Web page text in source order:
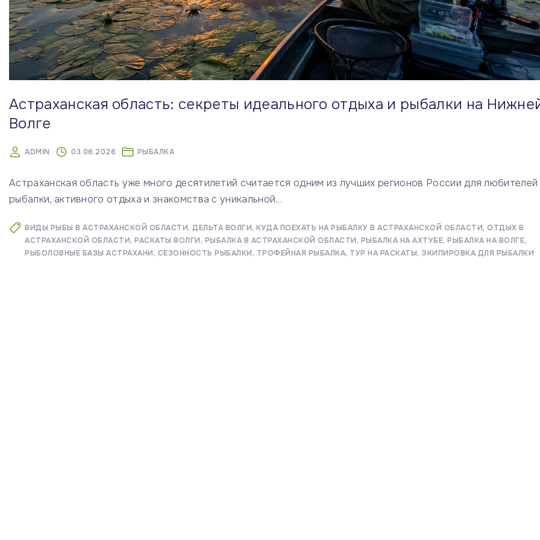
Астраханская область: секреты идеального отдыха и рыбалки на
Волге
ADMIN 03.06.2026 РЫБАЛКА
Астраханская область уже много десятилетий считается одним из лучших регионов России для любителей
рыбалки, активного отдыха и знакомства с уникальной…
ВИДЫ РЫБЫ В АСТРАХАНСКОЙ ОБЛАСТИ ДЕЛЬТА ВОЛГИ КУДА ПОЕХАТЬ НА РЫБАЛКУ В АСТРАХАНСКОЙ ОБЛАСТИ ОТДЫХ В
АСТРАХАНСКОЙ ОБЛАСТИ РАСКАТЫ ВОЛГИ РЫБАЛКА В АСТРАХАНСКОЙ ОБЛАСТИ РЫБАЛКА НА АХТУБЕ РЫБАЛКА НА ВОЛГЕ
РЫБОЛОВНЫЕ БАЗЫ АСТРАХАНИ СЕЗОННОСТЬ РЫБАЛКИ ТРОФЕЙНАЯ РЫБАЛКА ТУР НА РАСКАТЫ ЭКИПИРОВКА ДЛЯ РЫБАЛКИ